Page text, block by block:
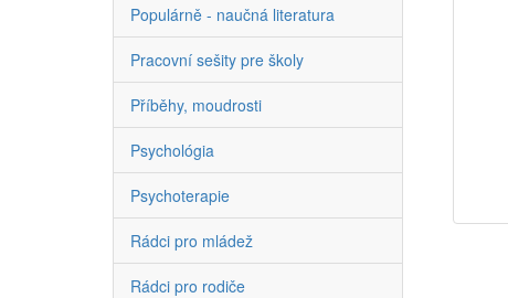
Populárně - naučná literatura
Pracovní sešity pre školy
Příběhy, moudrosti
Psychológia
Psychoterapie
Rádci pro mládež
Rádci pro rodiče